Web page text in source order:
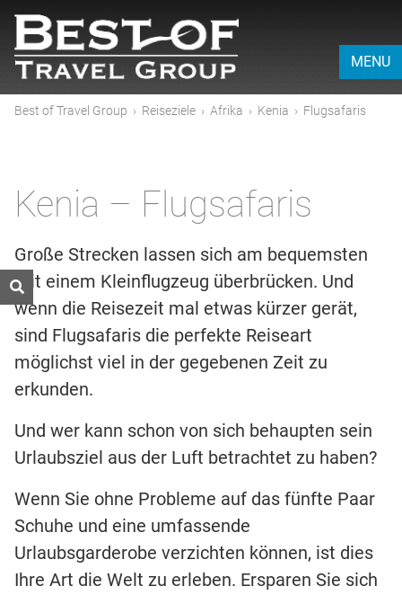
MENU
Best of Travel Group › Reiseziele › Afrika › Kenia › Flugsafaris
Kenia – Flugsafaris
Große Strecken lassen sich am bequemsten
mit einem Kleinflugzeug überbrücken. Und
wenn die Reisezeit mal etwas kürzer gerät,
sind Flugsafaris die perfekte Reiseart
möglichst viel in der gegebenen Zeit zu
erkunden.
Und wer kann schon von sich behaupten sein
Urlaubsziel aus der Luft betrachtet zu haben?
Wenn Sie ohne Probleme auf das fünfte Paar
Schuhe und eine umfassende
Urlaubsgarderobe verzichten können, ist dies
Ihre Art die Welt zu erleben. Ersparen Sie sich